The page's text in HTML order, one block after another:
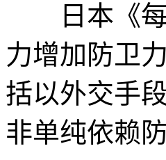
日本《每
力增加防卫
括以外交手
非单纯依赖